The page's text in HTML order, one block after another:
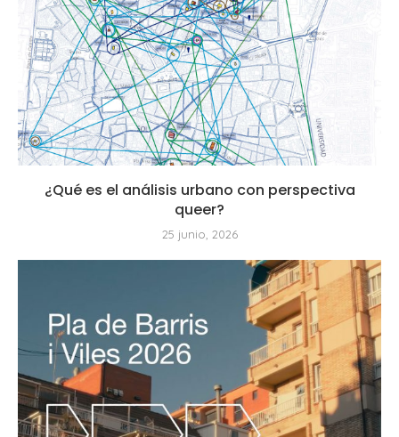
¿Qué es el análisis urbano con perspectiva
queer?
25 junio, 2026